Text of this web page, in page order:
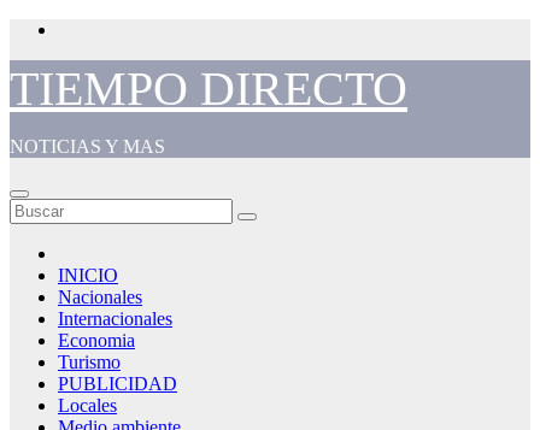
Saltar
contenido
TIEMPO DIRECTO
NOTICIAS Y MAS
INICIO
Nacionales
Internacionales
Economia
Turismo
PUBLICIDAD
Locales